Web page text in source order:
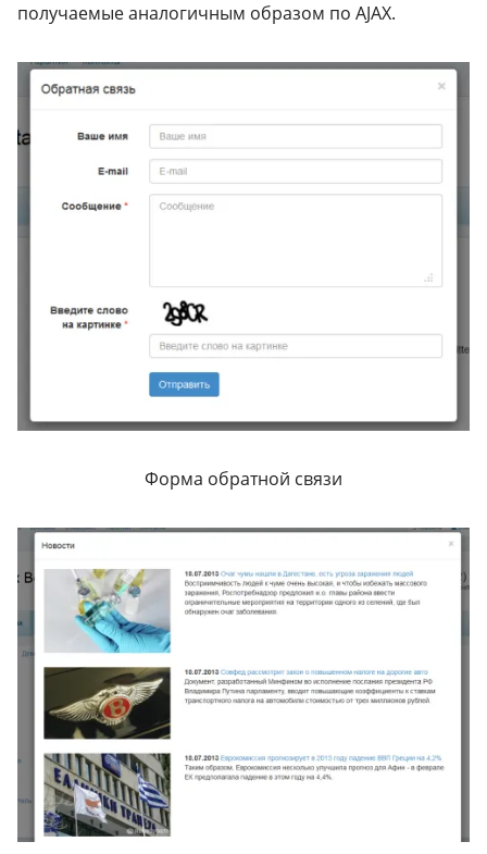
получаемые аналогичным образом по AJAX.
Форма обратной связи